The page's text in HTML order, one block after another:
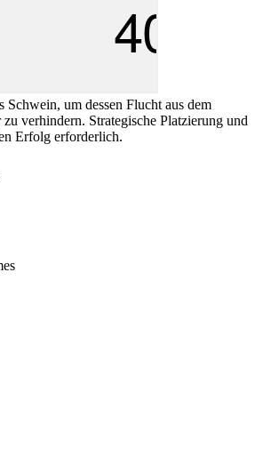
Schwein, um dessen Flucht aus dem
zu verhindern. Strategische Platzierung und
Erfolg erforderlich.